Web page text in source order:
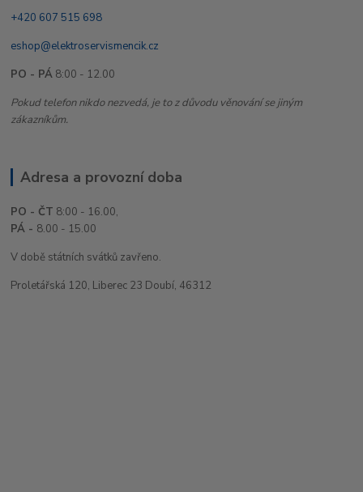
+420 607 515 698
eshop@elektroservismencik.cz
PO - PÁ 8:00 - 12.00
Pokud telefon nikdo nezvedá, je to z důvodu věnování se jiným
zákazníkům.
Adresa a provozní doba
PO - ČT 8:00 - 16.00,
PÁ - 8.00 - 15.00
V době státních svátků zavřeno.
Proletářská 120, Liberec 23 Doubí, 46312